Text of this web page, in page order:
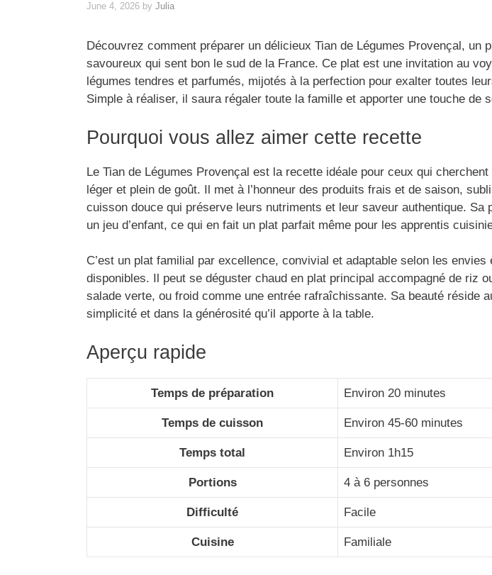
June 4, 2026 by Julia
Découvrez comment préparer un délicieux Tian de Légumes Provençal, un
savoureux qui sent bon le sud de la France. Ce plat est une invitation au
légumes tendres et parfumés, mijotés à la perfection pour exalter toutes
Simple à réaliser, il saura régaler toute la famille et apporter une touche de
Pourquoi vous allez aimer cette recette
Le Tian de Légumes Provençal est la recette idéale pour ceux qui
léger et plein de goût. Il met à l’honneur des produits frais et de saison,
cuisson douce qui préserve leurs nutriments et leur saveur authentique. Sa
un jeu d’enfant, ce qui en fait un plat parfait même pour les apprentis
C’est un plat familial par excellence, convivial et adaptable selon les envies
disponibles. Il peut se déguster chaud en plat principal accompagné de riz
salade verte, ou froid comme une entrée rafraîchissante. Sa beauté réside
simplicité et dans la générosité qu’il apporte à la table.
Aperçu rapide
Temps de préparation Environ 20 minutes
Temps de cuisson Environ 45-60 minutes
Temps total Environ 1h15
Portions 4 à 6 personnes
Difficulté Facile
Cuisine Familiale